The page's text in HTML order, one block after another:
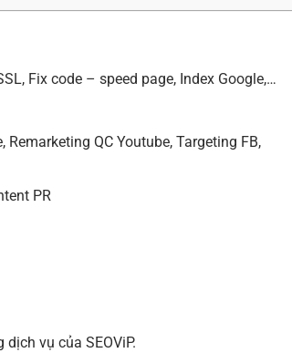
Fix code – speed page, Index Google,…
Remarketing QC Youtube, Targeting FB,
PR
vụ của SEOViP.